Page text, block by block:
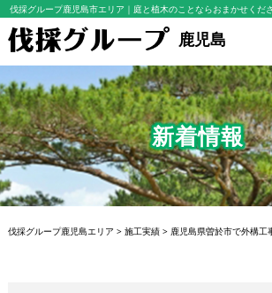
伐採グループ鹿児島市エリア ｜庭と植木のことならおまかせくだ
鹿児島
新着情報
伐採グループ鹿児島エリア > 施工実績> 鹿児島県曽於市で外構工